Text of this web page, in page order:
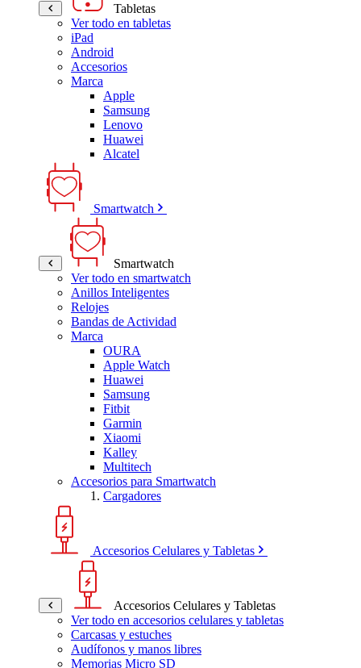
Tabletas
Ver todo en tabletas
iPad
Android
Accesorios
Marca
Apple
Samsung
Lenovo
Huawei
Alcatel
Smartwatch
Smartwatch
Ver todo en smartwatch
Anillos Inteligentes
Relojes
Bandas de Actividad
Marca
OURA
Apple Watch
Huawei
Samsung
Fitbit
Garmin
Xiaomi
Kalley
Multitech
Accesorios para Smartwatch
Cargadores
Accesorios Celulares y Tabletas
Accesorios Celulares y Tabletas
Ver todo en accesorios celulares y tabletas
Carcasas y estuches
Audífonos y manos libres
Memorias Micro SD